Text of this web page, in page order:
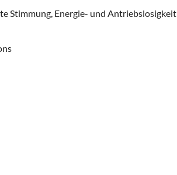
Stimmung, Energie- und Antriebslosigkeit